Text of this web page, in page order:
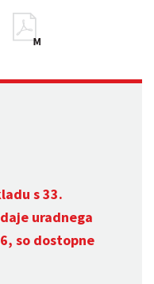
s 33.
uradnega
so dostopne